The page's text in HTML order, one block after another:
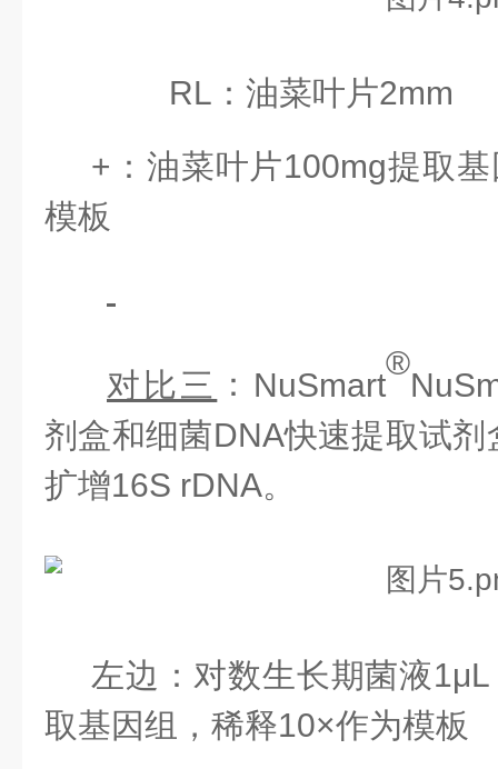
RL ：油菜叶片2mm
+：油菜叶片100mg提取
模板
对比三 ： NuSmart
®
剂盒和细菌DNA快速提取试剂
扩增16S rDNA。
左边：对数生长期菌液
取基因组，稀释10×作为模板